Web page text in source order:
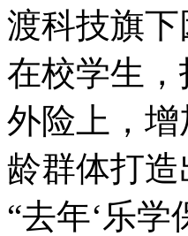
渡科技旗
在校学生
外险上，
龄群体打
“去年‘乐